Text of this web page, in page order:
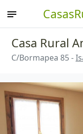
Casa Rural
C/Bormapea 85 -